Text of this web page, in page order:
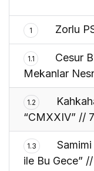
1 Zorlu
1.1
Cesur
Mekanlar
1.2
“CMXXIV” //
1.3
ile Bu Gece”